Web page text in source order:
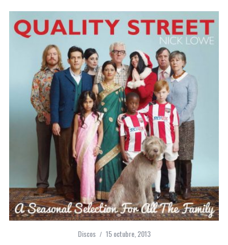
Discos 15 octubre, 2013